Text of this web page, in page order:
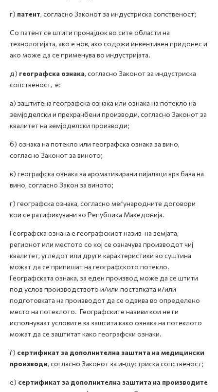
г) патент, согласно Законот за индустриска сопственост;
Со патент се штити пронајдок во сите области на
технологијата, ако е нов, ако содржи инвентивен придонес и
ако може да се применува во индустријата.
д) географска ознака, согласно Законот за индустриска
сопственост, е:
а) заштитена географска ознака или ознака на потекло на
земјоделски и прехранбени производи, согласно Законот за
квалитет на земјоделски производи;
б) ознака на потекло или географска ознака за вино,
согласно Законот за виното;
в) географска ознака за ароматизирани пијалаци врз база на
вино, согласно Закон за виното;
г) географска ознака, согласно меѓународните договори
кои се ратификувани во Република Македонија.
Географска ознака е географскиот назив на земјата,
регионот или местото со кој се означува производот чиј
квалитет, угледот или други карактеристики во суштина
можат да се припишат на географското потекло.
Географската ознака, за еден производ може да се штити
под услов производството и/или постапката и/или
подготовката на производот да се одвива во определено
место на потеклото. Географските називи кои не ги
исполнуваат условите за заштита како ознака на потеклото
можат да се заштитат како географски ознаки.
ѓ) сертификат за дополнителна заштита на медицински
производи, согласно Законот за индустриска сопственост;
е) сертификат за дополнителна заштита на производите